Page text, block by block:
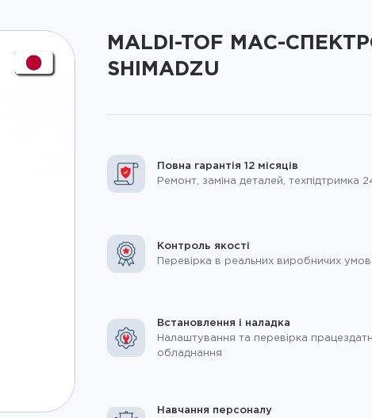
MALDI-TOF МАС-
SHIMADZU
Повна гарантія 12 місяців
Ремонт, заміна деталей, техпідтримка
Контроль якості
Перевірка в реальних виробничих
Встановлення і наладка
Налаштування та перевірка
обладнання
Навчання персоналу